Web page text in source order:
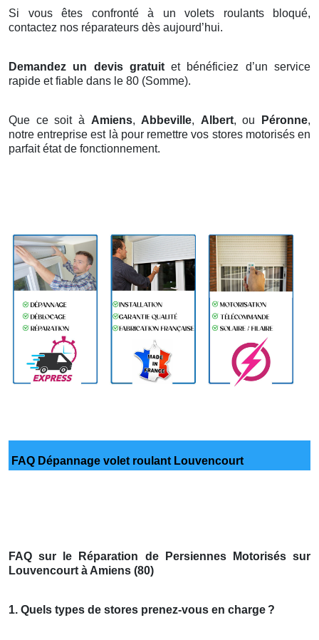
Si vous êtes confronté à un volets roulants bloqué,
contactez nos réparateurs dès aujourd’hui.
Demandez un devis gratuitet bénéficiez d’un service
rapide et fiable dans le 80 (Somme).
Que ce soit à Amiens, Abbeville, Albert, ou Péronne,
notre entreprise est là pour remettre vos stores motorisés en
parfait état de fonctionnement.
FAQ Dépannage volet roulant Louvencourt
FAQ sur le Réparation de Persiennes Motorisés sur
Louvencourt à Amiens (80)
1. Quels types de stores prenez-vous en charge ?